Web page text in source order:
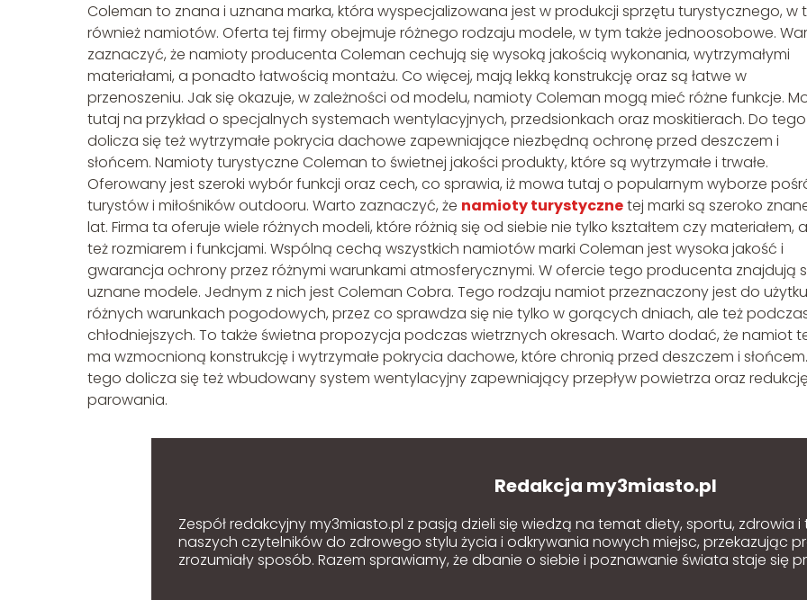
Coleman to znana i uznana marka, która wyspecjalizowana jest w produkcji sprzętu turystycznego, w
również namiotów. Oferta tej firmy obejmuje różnego rodzaju modele, w tym także jednoosobowe.
zaznaczyć, że namioty producenta Coleman cechują się wysoką jakością wykonania, wytrzymałymi
materiałami, a ponadto łatwością montażu. Co więcej, mają lekką konstrukcję oraz są łatwe w
przenoszeniu. Jak się okazuje, w zależności od modelu, namioty Coleman mogą mieć różne funkcje.
tutaj na przykład o specjalnych systemach wentylacyjnych, przedsionkach oraz moskitierach. Do tego
dolicza się też wytrzymałe pokrycia dachowe zapewniające niezbędną ochronę przed deszczem i
słońcem. Namioty turystyczne Coleman to świetnej jakości produkty, które są wytrzymałe i trwałe.
Oferowany jest szeroki wybór funkcji oraz cech, co sprawia, iż mowa tutaj o popularnym wyborze
turystów i miłośników outdooru. Warto zaznaczyć, że namioty turystycznetej marki są szeroko
lat. Firma ta oferuje wiele różnych modeli, które różnią się od siebie nie tylko kształtem czy materiałem,
też rozmiarem i funkcjami. Wspólną cechą wszystkich namiotów marki Coleman jest wysoka jakość i
gwarancja ochrony przez różnymi warunkami atmosferycznymi. W ofercie tego producenta znajdują
uznane modele. Jednym z nich jest Coleman Cobra. Tego rodzaju namiot przeznaczony jest do
różnych warunkach pogodowych, przez co sprawdza się nie tylko w gorących dniach, ale też
chłodniejszych. To także świetna propozycja podczas wietrznych okresach. Warto dodać, że namiot
ma wzmocnioną konstrukcję i wytrzymałe pokrycia dachowe, które chronią przed deszczem i
tego dolicza się też wbudowany system wentylacyjny zapewniający przepływ powietrza oraz
parowania.
Redakcja my3miasto.pl
Zespół redakcyjny my3miasto.pl z pasją dzieli się wiedzą na temat diety, sportu, zdrowia
naszych czytelników do zdrowego stylu życia i odkrywania nowych miejsc, przekazując
zrozumiały sposób. Razem sprawiamy, że dbanie o siebie i poznawanie świata staje się